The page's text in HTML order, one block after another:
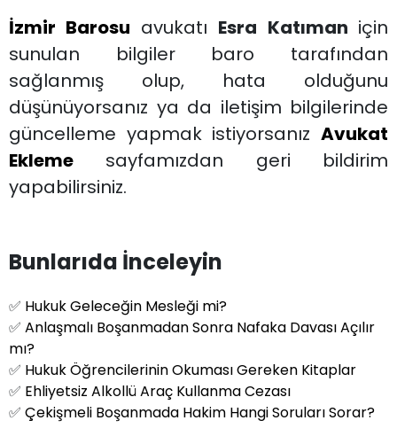
İzmir Barosu avukatı Esra Katıman için
sunulan bilgiler baro tarafından
sağlanmış olup, hata olduğunu
düşünüyorsanız ya da iletişim bilgilerinde
güncelleme yapmak istiyorsanız Avukat
Ekleme sayfamızdan geri bildirim
yapabilirsiniz.
Bunlarıda İnceleyin
✅ Hukuk Geleceğin Mesleği mi?
✅ Anlaşmalı Boşanmadan Sonra Nafaka Davası Açılır
mı?
✅ Hukuk Öğrencilerinin Okuması Gereken Kitaplar
✅ Ehliyetsiz Alkollü Araç Kullanma Cezası
✅ Çekişmeli Boşanmada Hakim Hangi Soruları Sorar?